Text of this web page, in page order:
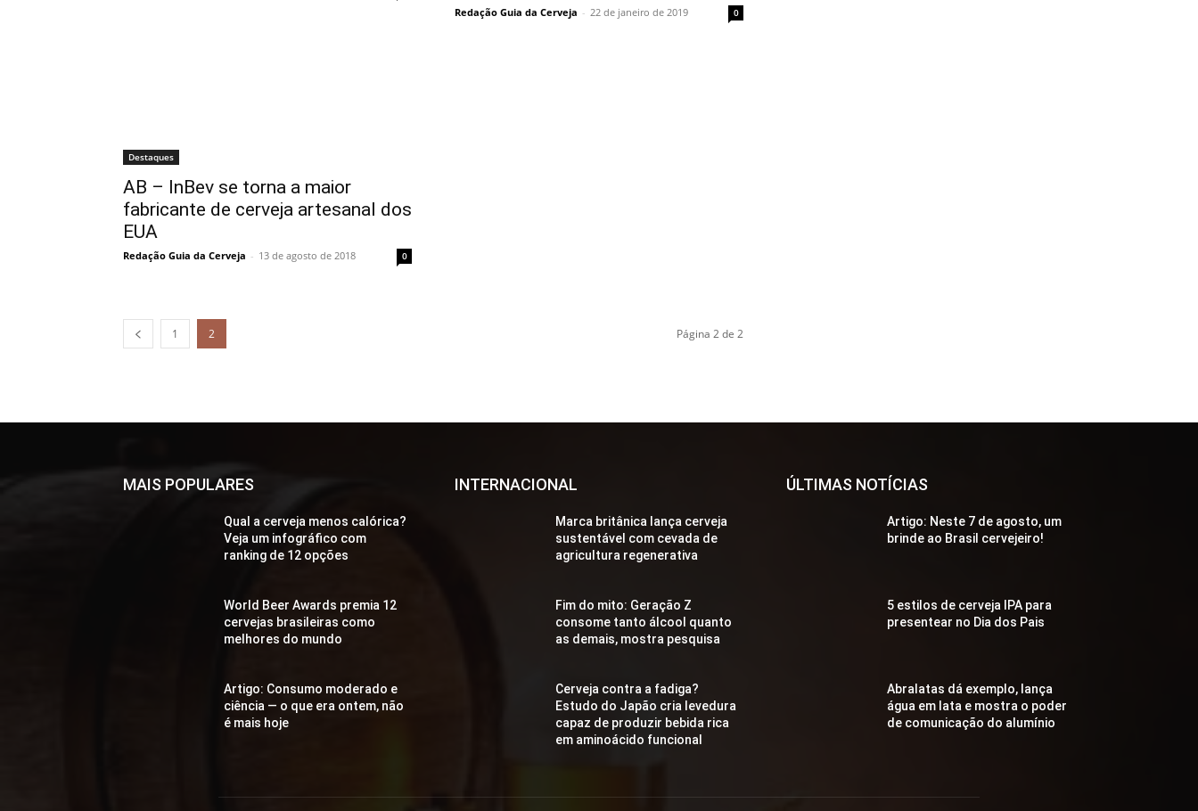
Redação Guia da Cerveja - 22 de janeiro de 2019 0
Destaques
AB – InBev se torna a maior
fabricante de cerveja artesanal dos
EUA
Redação Guia da Cerveja - 13 de agosto de 2018 0
1 2 Página 2 de 2
MAIS POPULARES
Qual a cerveja menos calórica?
Veja um infográfico com
ranking de 12 opções
World Beer Awards premia 12
cervejas brasileiras como
melhores do mundo
Artigo: Consumo moderado e
ciência — o que era ontem, não
é mais hoje
INTERNACIONAL
Marca britânica lança cerveja
sustentável com cevada de
agricultura regenerativa
Fim do mito: Geração Z
consome tanto álcool quanto
as demais, mostra pesquisa
Cerveja contra a fadiga?
Estudo do Japão cria levedura
capaz de produzir bebida rica
em aminoácido funcional
ÚLTIMAS NOTÍCIAS
Artigo: Neste 7 de agosto, um
brinde ao Brasil cervejeiro!
5 estilos de cerveja IPA para
presentear no Dia dos Pais
Abralatas dá exemplo, lança
água em lata e mostra o poder
de comunicação do alumínio